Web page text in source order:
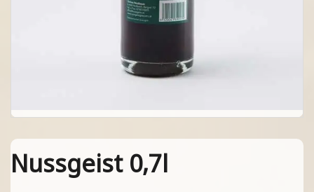
Nussgeist 0,7l